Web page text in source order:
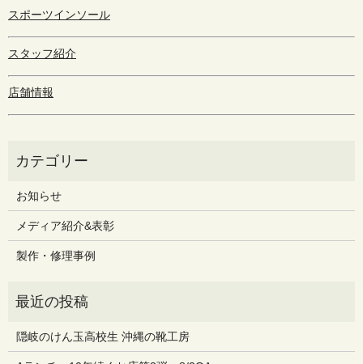
スポーツインソール
スタッフ紹介
店舗情報
お知らせ
メディア紹介&表彰
製作・修理事例
隠岐のけん玉高校生 沖縄の靴工房